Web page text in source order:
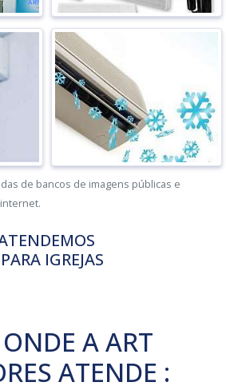
de bancos de imagens públicas e
IGREJAS
A ART
ATENDE :